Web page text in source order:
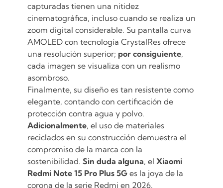
capturadas tienen una nitidez
cinematográfica, incluso cuando se realiza un
zoom digital considerable. Su pantalla curva
AMOLED con tecnología CrystalRes ofrece
una resolución superior; por consiguiente,
cada imagen se visualiza con un realismo
asombroso.
Finalmente, su diseño es tan resistente como
elegante, contando con certificación de
protección contra agua y polvo.
Adicionalmente, el uso de materiales
reciclados en su construcción demuestra el
compromiso de la marca con la
sostenibilidad. Sin duda alguna, el Xiaomi
Redmi Note 15 Pro Plus 5G es la joya de la
corona de la serie Redmi en 2026.